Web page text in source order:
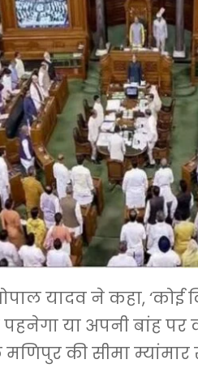
यादव ने कहा, ‘कोई
या अपनी बांह पर
मणिपुर की सीमा